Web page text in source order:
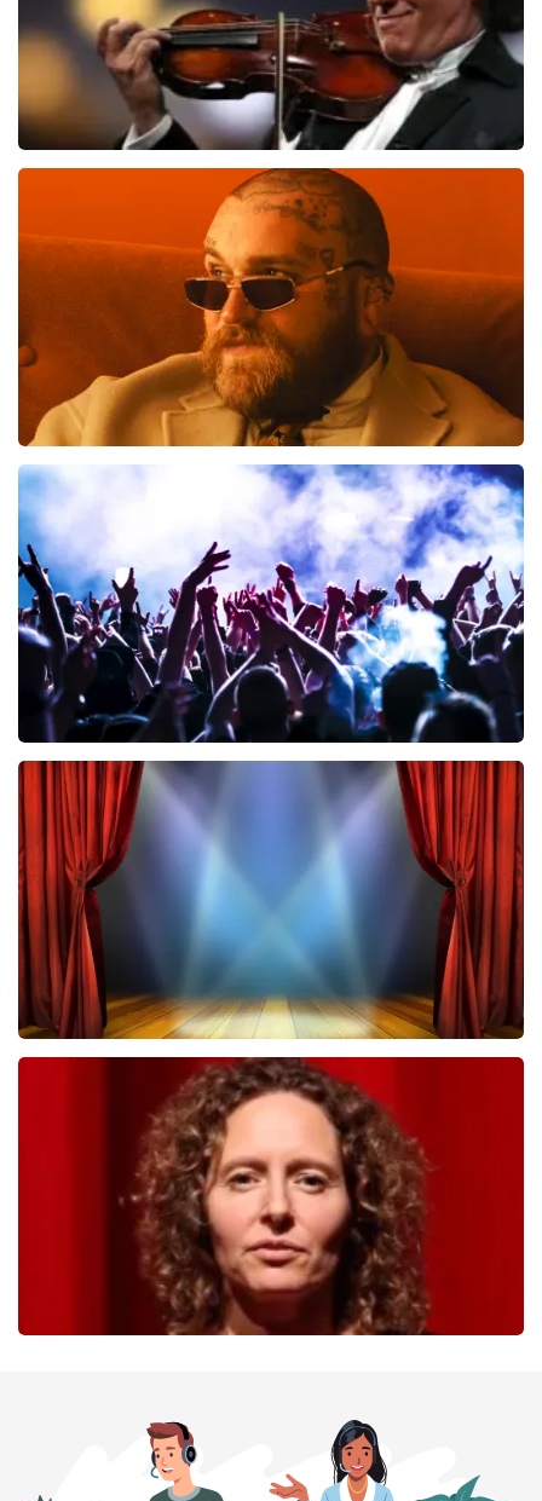
laatste 30 minuten
BESTEL NU
Teddy Swims
BESTEL NU
Megadeth
470 laatste 30 minuten
BESTEL NU
40 45 De Musical
laatste 30 minuten
BESTEL NU
BESTEL NU